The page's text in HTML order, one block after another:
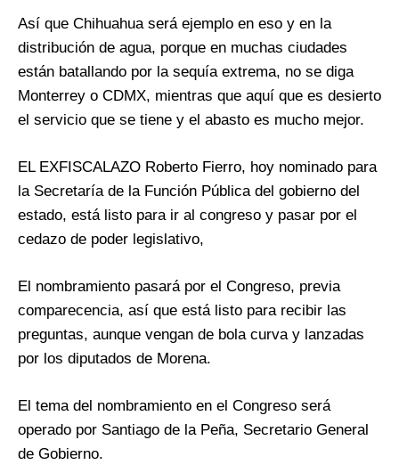
Así que Chihuahua será ejemplo en eso y en la
distribución de agua, porque en muchas ciudades
están batallando por la sequía extrema, no se diga
Monterrey o CDMX, mientras que aquí que es desierto
el servicio que se tiene y el abasto es mucho mejor.
EL EXFISCALAZO Roberto Fierro, hoy nominado para
la Secretaría de la Función Pública del gobierno del
estado, está listo para ir al congreso y pasar por el
cedazo de poder legislativo,
El nombramiento pasará por el Congreso, previa
comparecencia, así que está listo para recibir las
preguntas, aunque vengan de bola curva y lanzadas
por los diputados de Morena.
El tema del nombramiento en el Congreso será
operado por Santiago de la Peña, Secretario General
de Gobierno.